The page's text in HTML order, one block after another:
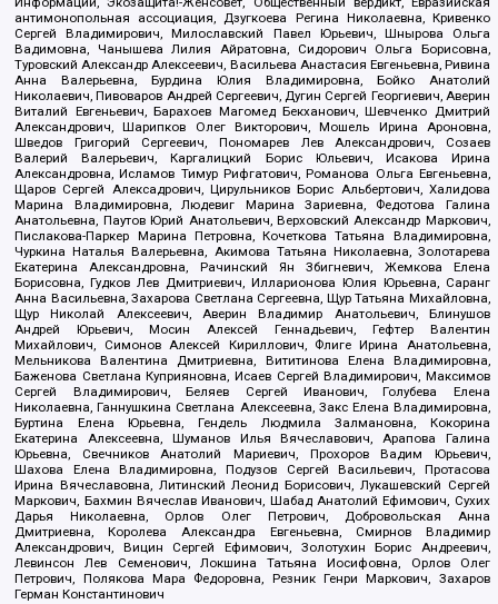
антимонопольная ассоциация, Дзугкоева Регина Николаевна, Кривенко
Сергей Владимирович, Милославский Павел Юрьевич, Шнырова Ольга
Вадимовна, Чанышева Лилия Айратовна, Сидорович Ольга Борисовна,
Туровский Александр Алексеевич, Васильева Анастасия Евгеньевна, Ривина
Анна Валерьевна, Бурдина Юлия Владимировна, Бойко Анатолий
Николаевич, Пивоваров Андрей Сергеевич, Дугин Сергей Георгиевич, Аверин
Виталий Евгеньевич, Барахоев Магомед Бекханович, Шевченко Дмитрий
Александрович, Шарипков Олег Викторович, Мошель Ирина Ароновна,
Шведов Григорий Сергеевич, Пономарев Лев Александрович, Созаев
Валерий Валерьевич, Каргалицкий Борис Юльевич, Исакова Ирина
Александровна, Исламов Тимур Рифгатович, Романова Ольга Евгеньевна,
Щаров Сергей Алексадрович, Цирульников Борис Альбертович, Халидова
Марина Владимировна, Людевиг Марина Зариевна, Федотова Галина
Анатольевна, Паутов Юрий Анатольевич, Верховский Александр Маркович,
Пислакова-Паркер Марина Петровна, Кочеткова Татьяна Владимировна,
Чуркина Наталья Валерьевна, Акимова Татьяна Николаевна, Золотарева
Екатерина Александровна, Рачинский Ян Збигневич, Жемкова Елена
Борисовна, Гудков Лев Дмитриевич, Илларионова Юлия Юрьевна, Саранг
Анна Васильевна, Захарова Светлана Сергеевна, Щур Татьяна Михайловна,
Щур Николай Алексеевич, Аверин Владимир Анатольевич, Блинушов
Андрей Юрьевич, Мосин Алексей Геннадьевич, Гефтер Валентин
Михайлович, Симонов Алексей Кириллович, Флиге Ирина Анатольевна,
Мельникова Валентина Дмитриевна, Вититинова Елена Владимировна,
Баженова Светлана Куприяновна, Исаев Сергей Владимирович, Максимов
Сергей Владимирович, Беляев Сергей Иванович, Голубева Елена
Николаевна, Ганнушкина Светлана Алексеевна, Закс Елена Владимировна,
Буртина Елена Юрьевна, Гендель Людмила Залмановна, Кокорина
Екатерина Алексеевна, Шуманов Илья Вячеславович, Арапова Галина
Юрьевна, Свечников Анатолий Мариевич, Прохоров Вадим Юрьевич,
Шахова Елена Владимировна, Подузов Сергей Васильевич, Протасова
Ирина Вячеславовна, Литинский Леонид Борисович, Лукашевский Сергей
Маркович, Бахмин Вячеслав Иванович, Шабад Анатолий Ефимович, Сухих
Дарья Николаевна, Орлов Олег Петрович, Добровольская Анна
Дмитриевна, Королева Александра Евгеньевна, Смирнов Владимир
Александрович, Вицин Сергей Ефимович, Золотухин Борис Андреевич,
Левинсон Лев Семенович, Локшина Татьяна Иосифовна, Орлов Олег
Петрович, Полякова Мара Федоровна, Резник Генри Маркович, Захаров
Герман Константинович